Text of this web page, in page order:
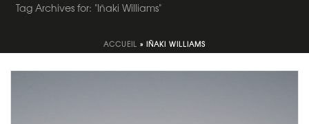
Tag Archives for: "Iñaki Williams"
ACCUEIL » IÑAKI WILLIAMS